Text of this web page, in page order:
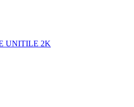
UNITILE 2K